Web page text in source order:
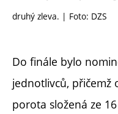
druhý zleva. | Foto: DZS
Do finále bylo
jednotlivců, přičemž
porota složená ze